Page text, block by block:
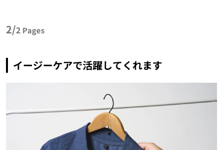
2/2 Pages
イージーケアで活躍してくれます